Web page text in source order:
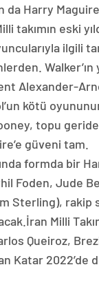
da Harry
takımın eski
ilgili
Alexander-
kötü
topu
güveni tam.
formda bir
Foden, Jude
Sterling), rakip
Milli
Queiroz,
Katar 2022’de